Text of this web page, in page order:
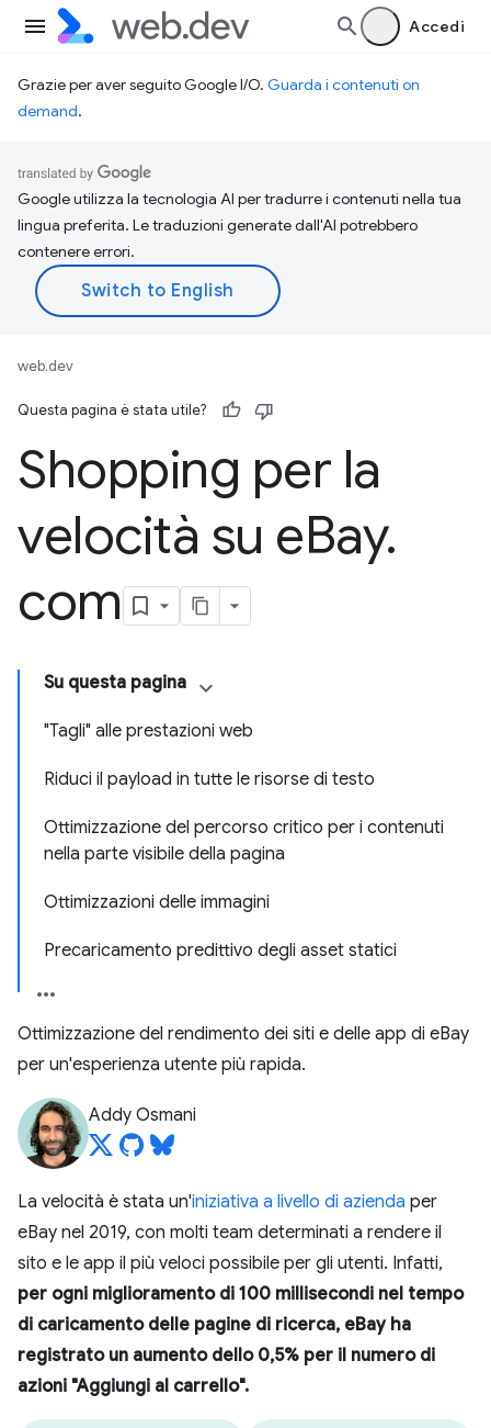
Accedi
Grazie per aver seguito Google I/O. Guarda i contenuti on
demand.
Google utilizza la tecnologia AI per tradurre i contenuti nella tua
lingua preferita. Le traduzioni generate dall'AI potrebbero
contenere errori.
web.dev
Questa pagina è stata utile?
Shopping per la
velocità su eBay.
com
Su questa pagina
"Tagli" alle prestazioni web
Riduci il payload in tutte le risorse di testo
Ottimizzazione del percorso critico per i contenuti
nella parte visibile della pagina
Ottimizzazioni delle immagini
Precaricamento predittivo degli asset statici
Ottimizzazione del rendimento dei siti e delle app di eBay
per un'esperienza utente più rapida.
Addy Osmani
La velocità è stata un'iniziativa a livello di azienda per
eBay nel 2019, con molti team determinati a rendere il
sito e le app il più veloci possibile per gli utenti. Infatti,
per ogni miglioramento di 100 millisecondi nel tempo
di caricamento delle pagine di ricerca, eBay ha
registrato un aumento dello 0,5% per il numero di
azioni "Aggiungi al carrello".